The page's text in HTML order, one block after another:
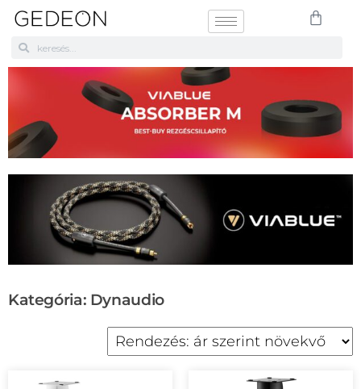
Kategória: Dynaudio